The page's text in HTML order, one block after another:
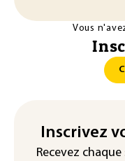
Vous
Inscrivez
Recevez